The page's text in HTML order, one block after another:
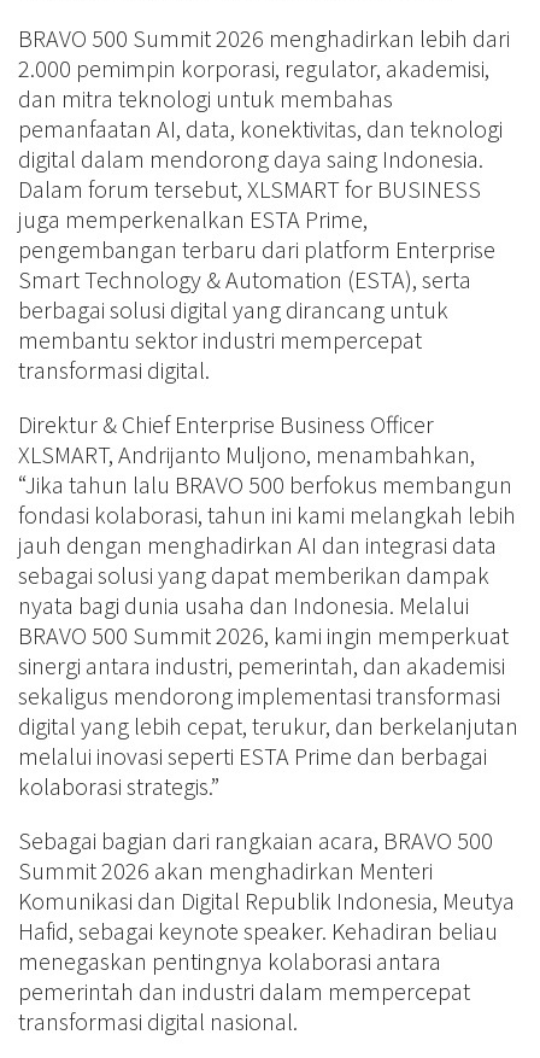
BRAVO 500 Summit 2026 menghadirkan lebih dari
2.000 pemimpin korporasi, regulator, akademisi,
dan mitra teknologi untuk membahas
pemanfaatan AI, data, konektivitas, dan teknologi
digital dalam mendorong daya saing Indonesia.
Dalam forum tersebut, XLSMART for BUSINESS
juga memperkenalkan ESTA Prime,
pengembangan terbaru dari platform Enterprise
Smart Technology & Automation (ESTA), serta
berbagai solusi digital yang dirancang untuk
membantu sektor industri mempercepat
transformasi digital.
Direktur & Chief Enterprise Business Officer
XLSMART, Andrijanto Muljono, menambahkan,
“Jika tahun lalu BRAVO 500 berfokus membangun
fondasi kolaborasi, tahun ini kami melangkah lebih
jauh dengan menghadirkan AI dan integrasi data
sebagai solusi yang dapat memberikan dampak
nyata bagi dunia usaha dan Indonesia. Melalui
BRAVO 500 Summit 2026, kami ingin memperkuat
sinergi antara industri, pemerintah, dan akademisi
sekaligus mendorong implementasi transformasi
digital yang lebih cepat, terukur, dan berkelanjutan
melalui inovasi seperti ESTA Prime dan berbagai
kolaborasi strategis.”
Sebagai bagian dari rangkaian acara, BRAVO 500
Summit 2026 akan menghadirkan Menteri
Komunikasi dan Digital Republik Indonesia, Meutya
Hafid, sebagai keynote speaker. Kehadiran beliau
menegaskan pentingnya kolaborasi antara
pemerintah dan industri dalam mempercepat
transformasi digital nasional.